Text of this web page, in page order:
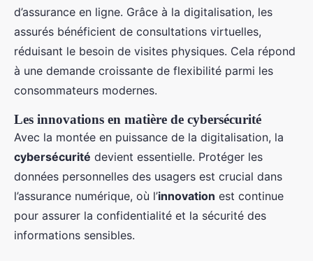
d’assurance en ligne. Grâce à la digitalisation, les
assurés bénéficient de consultations virtuelles,
réduisant le besoin de visites physiques. Cela répond
à une demande croissante de flexibilité parmi les
consommateurs modernes.
Les innovations en matière de cybersécurité
Avec la montée en puissance de la digitalisation, la
cybersécurité devient essentielle. Protéger les
données personnelles des usagers est crucial dans
l’assurance numérique, où l’innovation est continue
pour assurer la confidentialité et la sécurité des
informations sensibles.